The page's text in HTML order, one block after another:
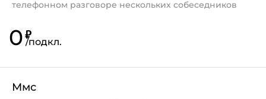
телефонном разговоре нескольких собеседников
0₽
/подкл.
Ммс